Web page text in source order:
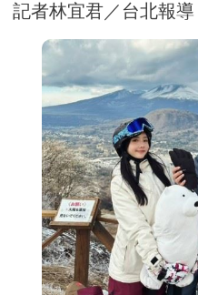
記者林宜君／台北報導